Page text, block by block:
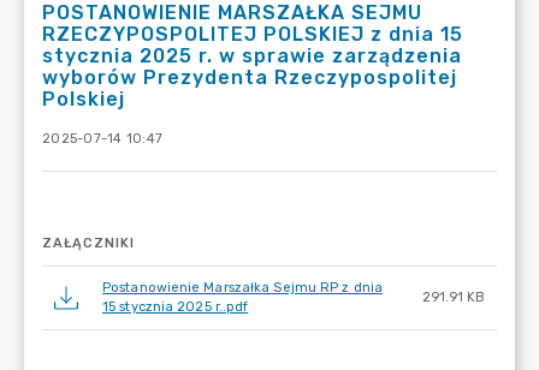
POSTANOWIENIE MARSZAŁKA SEJMU
RZECZYPOSPOLITEJ POLSKIEJ z dnia 15
stycznia 2025 r. w sprawie zarządzenia
wyborów Prezydenta Rzeczypospolitej
Polskiej
2025-07-14 10:47
ZAŁĄCZNIKI
Postanowienie Marszałka Sejmu RP z dnia
15 stycznia 2025 r..pdf
291.91 KB